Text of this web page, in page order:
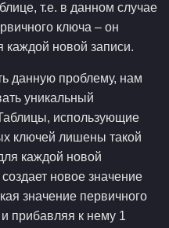
т.е. в данном случае
ключа – он
новой записи.
данную проблему, нам
уникальный
использующие
ключей лишены такой
каждой новой
новое значение
значение первичного
прибавляя к нему 1